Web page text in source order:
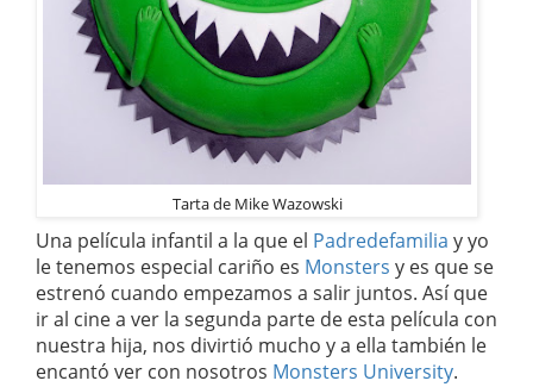
Tarta de Mike Wazowski
Una película infantil a la que el Padredefamilia y yo
le tenemos especial cariño es Monsters y es que se
estrenó cuando empezamos a salir juntos. Así que
ir al cine a ver la segunda parte de esta película con
nuestra hija, nos divirtió mucho y a ella también le
encantó ver con nosotros Monsters University.